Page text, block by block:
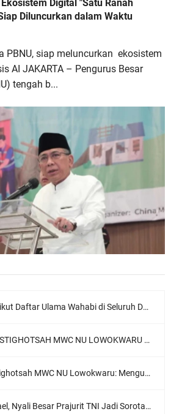
Digital "Satu Ranah
Diluncurkan dalam Waktu
PBNU, siap meluncurkan ekosistem
AI JAKARTA – Pengurus Besar
tengah b...
Ulama Wahabi di Seluruh Dunia dan Karya-karyanya
LOWOKWARU Menyambut Muktamar NU ke-35, Meneguhkan Sanad Laku Para Muassis
Menguatkan Doa, Menjalin Ukhuwah Menyambut Muktamar NU ke-35
Nyali Besar Prajurit TNI Jadi Sorotan Dunia